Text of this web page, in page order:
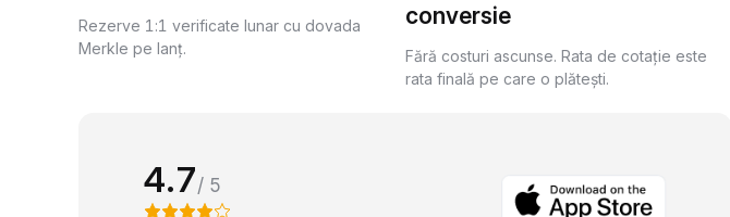
Rezerve 1:1 verificate lunar cu dovada
Merkle pe lanț.
conversie
Fără costuri ascunse. Rata de cotație este
rata finală pe care o plătești.
4.7/ 5